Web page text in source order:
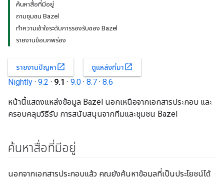
ค้นหาสื่อที่มีอยู่
ถามชุมชน Bazel
ทำความเข้าใจระดับการรองรับของ Bazel
รายงานข้อบกพร่อง
รายงานปัญหาopen_in_new ดูแหล่งที่มาopen_in_new
Nightly · 9.2 · 9.1 · 9.0 · 8.7 · 8.6
หน้านี้แสดงแหล่งข้อมูล Bazel นอกเหนือจากเอกสารประกอบ และ
ครอบคลุมวิธีรับ การสนับสนุนจากทีมและชุมชน Bazel
ค้นหาสื่อที่มีอยู่
นอกจากเอกสารประกอบแล้ว คุณยังค้นหาข้อมูลที่เป็นประโยชน์ได้